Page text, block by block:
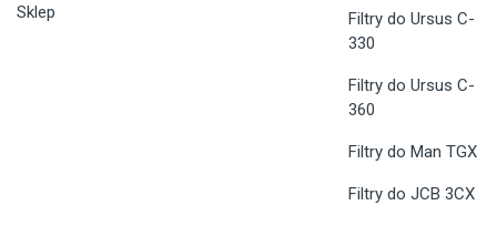
Sklep
Filtry do Ursus C-
330
Filtry do Ursus C-
360
Filtry do Man TGX
Filtry do JCB 3CX